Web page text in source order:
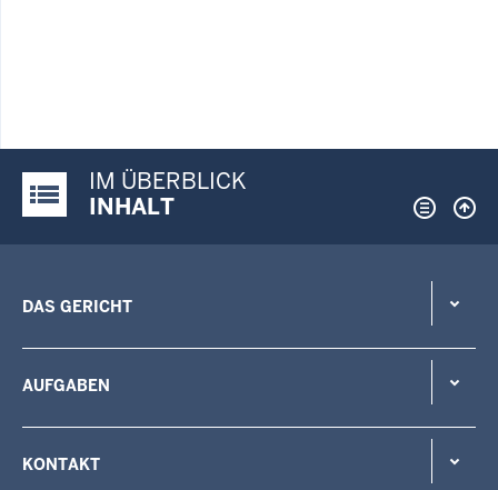
Justiz-Portal im Überblick:
IM ÜBERBLICK
INHALT
DAS GERICHT
AUFGABEN
KONTAKT